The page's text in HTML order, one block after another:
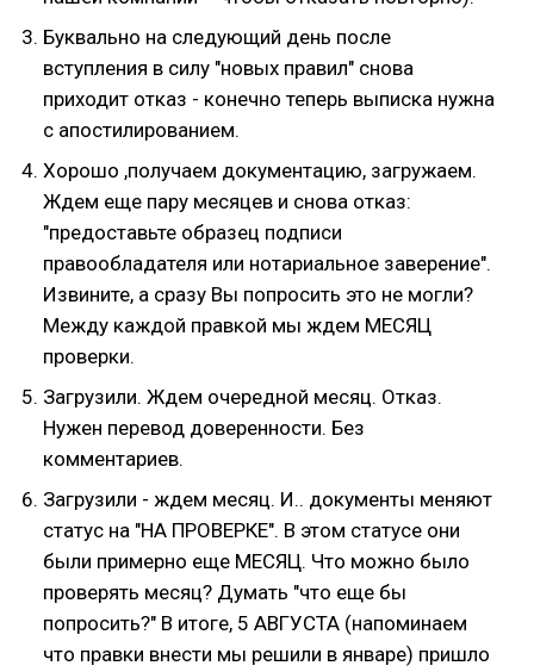
Буквально на следующий день после
вступления в силу "новых правил" снова
приходит отказ - конечно теперь выписка нужна
с апостилированием.
Хорошо ,получаем документацию, загружаем.
Ждем еще пару месяцев и снова отказ:
"предоставьте образец подписи
правообладателя или нотариальное заверение".
Извините, а сразу Вы попросить это не могли?
Между каждой правкой мы ждем МЕСЯЦ
проверки.
Загрузили. Ждем очередной месяц. Отказ.
Нужен перевод доверенности. Без
комментариев.
Загрузили - ждем месяц. И.. документы меняют
статус на "НА ПРОВЕРКЕ". В этом статусе они
были примерно еще МЕСЯЦ. Что можно было
проверять месяц? Думать "что еще бы
попросить?" В итоге, 5 АВГУСТА (напоминаем
что правки внести мы решили в январе) пришло